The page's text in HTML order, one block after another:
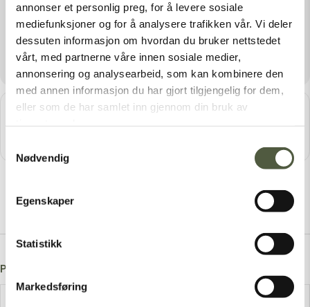
annonser et personlig preg, for å levere sosiale
mediefunksjoner og for å analysere trafikken vår. Vi deler
dessuten informasjon om hvordan du bruker nettstedet
vårt, med partnerne våre innen sosiale medier,
annonsering og analysearbeid, som kan kombinere den
med annen informasjon du har gjort tilgjengelig for dem,
eller som de har samlet inn gjennom din bruk av
Nødvendig
Egenskaper
Statistikk
Markedsføring
engmen@outlook.com
Engerdal Kirke, Engerdalsveien 1794, 2440 Engerdal
Get
Direc
Address - Konfirmasjon - Engerdal Kirke []
Destination
Post A Comment